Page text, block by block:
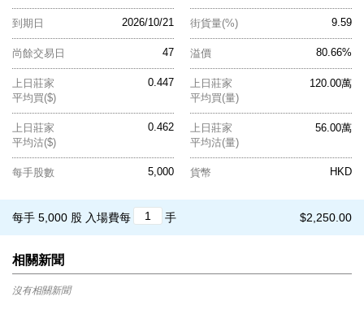
2026/10/21
到期日 9.59
街貨量(%)
47
尚餘交易日 80.66%
溢價
0.447
上日莊家
平均買($)
120.00萬
上日莊家
平均買(量)
0.462
上日莊家
平均沽($)
56.00萬
上日莊家
平均沽(量)
5,000
每手股數 HKD
貨幣
$2,250.00
每手 5,000 股 入場費每 手
相關新聞
沒有相關新聞